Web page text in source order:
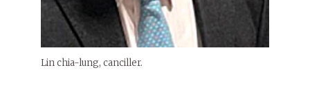
Lin chia-lung, canciller.